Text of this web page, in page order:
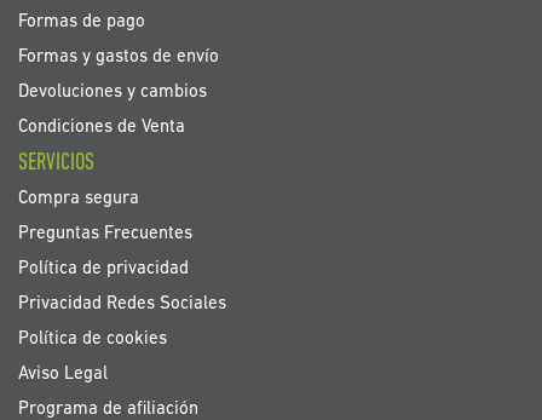
Formas de pago
Formas y gastos de envío
Devoluciones y cambios
Condiciones de Venta
SERVICIOS
Compra segura
Preguntas Frecuentes
Política de privacidad
Privacidad Redes Sociales
Política de cookies
Aviso Legal
Programa de afiliación